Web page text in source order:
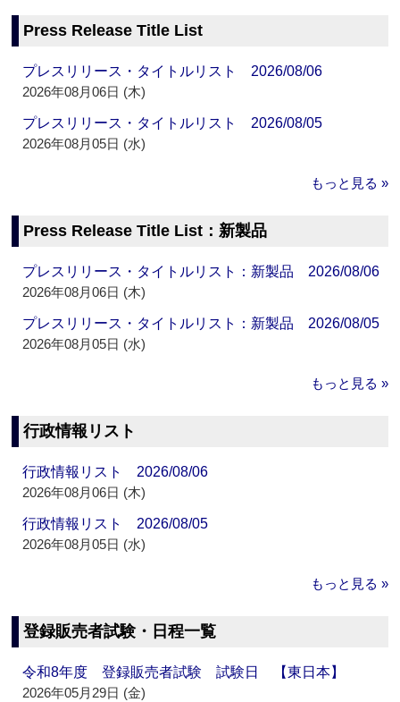
Press Release Title List
プレスリリース・タイトルリスト 2026/08/06
2026年08月06日 (木)
プレスリリース・タイトルリスト 2026/08/05
2026年08月05日 (水)
もっと見る »
Press Release Title List：新製品
プレスリリース・タイトルリスト：新製品 2026/08/06
2026年08月06日 (木)
プレスリリース・タイトルリスト：新製品 2026/08/05
2026年08月05日 (水)
もっと見る »
行政情報リスト
行政情報リスト 2026/08/06
2026年08月06日 (木)
行政情報リスト 2026/08/05
2026年08月05日 (水)
もっと見る »
登録販売者試験・日程一覧
令和8年度 登録販売者試験 試験日 【東日本】
2026年05月29日 (金)